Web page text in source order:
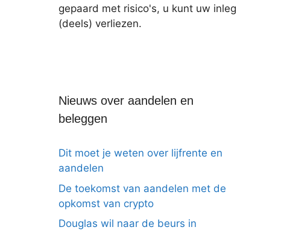
gepaard met risico's, u kunt uw inleg
(deels) verliezen.
Nieuws over aandelen en
beleggen
Dit moet je weten over lijfrente en
aandelen
De toekomst van aandelen met de
opkomst van crypto
Douglas wil naar de beurs in